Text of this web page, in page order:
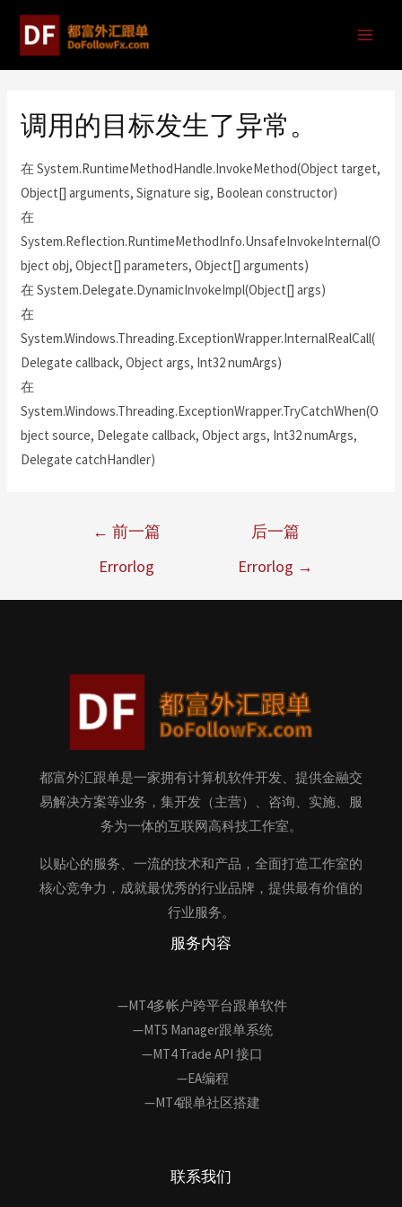
调用的目标发生了异常。
在 System.RuntimeMethodHandle.InvokeMethod(Object target,
Object[] arguments, Signature sig, Boolean constructor)
在
System.Reflection.RuntimeMethodInfo.UnsafeInvokeInternal(O
bject obj, Object[] parameters, Object[] arguments)
在 System.Delegate.DynamicInvokeImpl(Object[] args)
在
System.Windows.Threading.ExceptionWrapper.InternalRealCall(
Delegate callback, Object args, Int32 numArgs)
在
System.Windows.Threading.ExceptionWrapper.TryCatchWhen(O
bject source, Delegate callback, Object args, Int32 numArgs,
Delegate catchHandler)
← 前一篇
Errorlog
后一篇
Errorlog →
都富外汇跟单是一家拥有计算机软件开发、提供金融交
易解决方案等业务，集开发（主营）、咨询、实施、服
务为一体的互联网高科技工作室。
以贴心的服务、一流的技术和产品，全面打造工作室的
核心竞争力，成就最优秀的行业品牌，提供最有价值的
行业服务。
服务内容
—MT4多帐户跨平台跟单软件
—MT5 Manager跟单系统
—MT4 Trade API 接口
—EA编程
—MT4跟单社区搭建
联系我们